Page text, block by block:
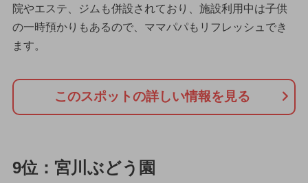
院やエステ、ジムも併設されており、施設利用中は子供
の一時預かりもあるので、ママパパもリフレッシュでき
ます。
このスポットの詳しい情報を見る
9位：宮川ぶどう園